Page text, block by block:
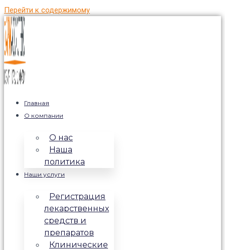
Перейти к содержимому
Главная
О компании
О нас
Наша
политика
Наши услуги
Регистрация
лекарственных
средств и
препаратов
Клинические